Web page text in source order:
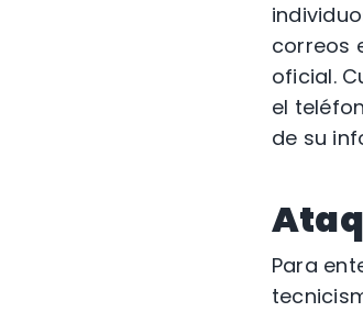
correos
oficial.
el
de su
Para